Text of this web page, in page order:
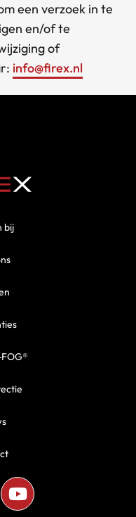
een verzoek in te
en/of te
of
info@firex.nl
bij